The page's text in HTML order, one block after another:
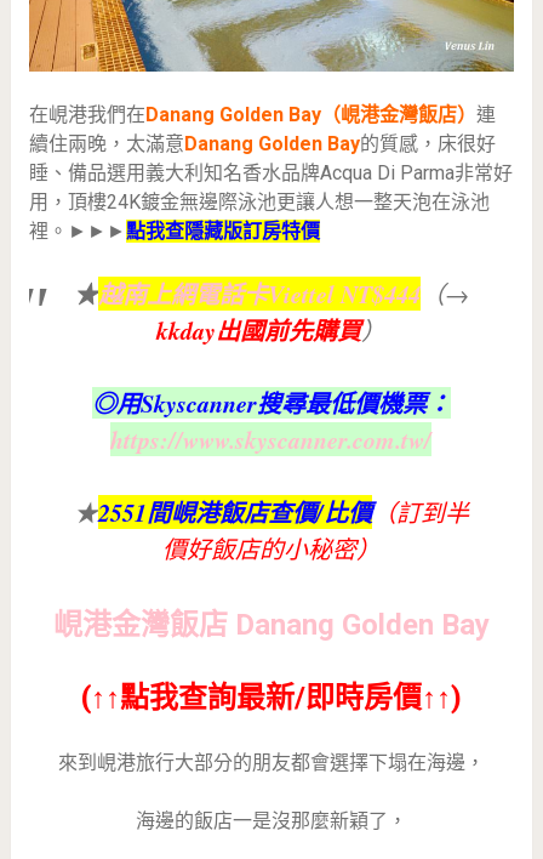
在峴港我們在 Danang Golden Bay（峴港金灣飯店） 連
續住兩晚，太滿意 Danang Golden Bay的質感，床很好
睡、備品選用義大利知名香水品牌Acqua Di Parma非常好
用，頂樓24K鍍金無邊際泳池更讓人想一整天泡在泳池
裡。►►► 點我查隱藏版訂房特價
★越南上網電話卡Viettel NT$444（→
kkday出國前先購買）
◎用Skyscanner搜尋最低價機票：
https://www.skyscanner.com.tw/
★2551間峴港飯店查價/比價（訂到半
價好飯店的小秘密）
峴港金灣飯店 Danang Golden Bay
(↑↑點我查詢最新/即時房價↑↑)
來到峴港旅行大部分的朋友都會選擇下塌在海邊，
海邊的飯店一是沒那麼新穎了，